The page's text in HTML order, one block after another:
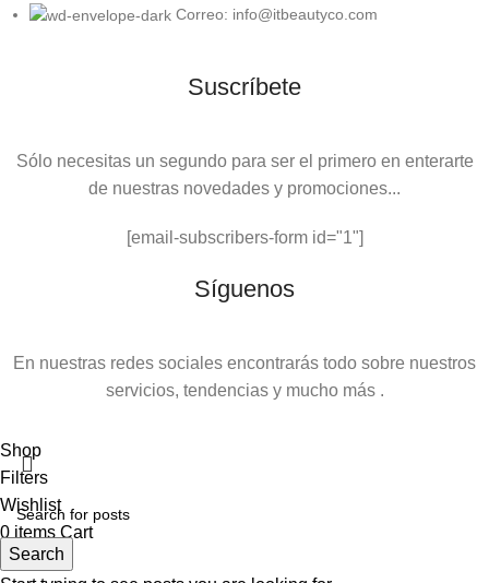
Correo: info@itbeautyco.com
Suscríbete
Sólo necesitas un segundo para ser el primero en enterarte
de nuestras novedades y promociones...
[email-subscribers-form id="1"]
Síguenos
En nuestras redes sociales encontrarás todo sobre nuestros
servicios, tendencias y mucho más .
Search
Shop
Filters
Wishlist
0 items Cart